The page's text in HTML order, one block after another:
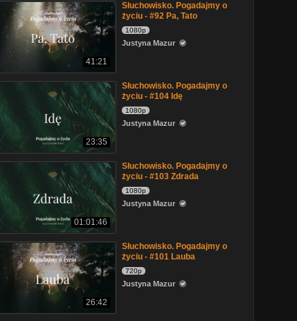
41:21
Słuchowisko. Pogadajmy o
życiu - #92 Pa, Tato
1080p
Justyna Mazur
23:35
Słuchowisko. Pogadajmy o
życiu - #104 Idę
1080p
Justyna Mazur
01:01:46
Słuchowisko. Pogadajmy o
życiu - #103 Zdrada
1080p
Justyna Mazur
26:42
Słuchowisko. Pogadajmy o
życiu - #101 Lauba
720p
Justyna Mazur